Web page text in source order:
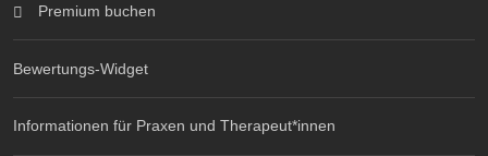
Premium buchen
Bewertungs-Widget
Informationen für Praxen und Therapeut*innen